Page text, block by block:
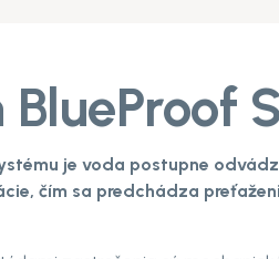
BlueProof
je voda postupne
čím sa predchádza